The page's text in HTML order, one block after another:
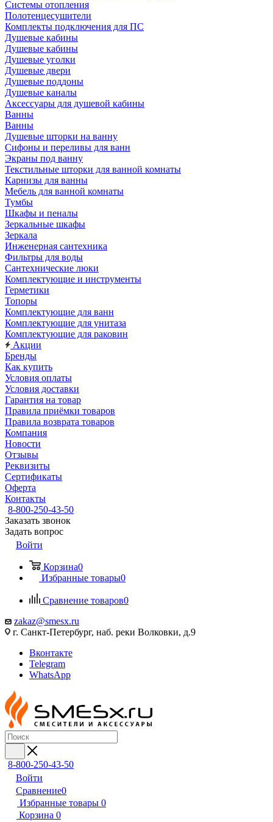
Системы отопления
Полотенцесушители
Комплекты подключения для ПС
Душевые кабины
Душевые кабины
Душевые уголки
Душевые двери
Душевые поддоны
Душевые каналы
Аксессуары для душевой кабины
Ванны
Ванны
Душевые шторки на ванну
Сифоны и переливы для ванн
Экраны под ванну
Текстильные шторки для ванной комнаты
Карнизы для ванны
Мебель для ванной комнаты
Тумбы
Шкафы и пеналы
Зеркальные шкафы
Зеркала
Инженерная сантехника
Фильтры для воды
Сантехнические люки
Комплектующие и инструменты
Герметики
Топоры
Комплектующие для ванн
Комплектующие для унитаза
Комплектующие для раковин
Акции
Бренды
Как купить
Условия оплаты
Условия доставки
Гарантия на товар
Правила приёмки товаров
Правила возврата товаров
Компания
Новости
Отзывы
Реквизиты
Сертификаты
Оферта
Контакты
8-800-250-43-50
Заказать звонок
Задать вопрос
Войти
Корзина0
Избранные товары0
Сравнение товаров0
zakaz@smesx.ru
г. Санкт-Петербург, наб. реки Волковки, д.9
Вконтакте
Telegram
WhatsApp
8-800-250-43-50
Войти
Сравнение0
Избранные товары 0
Корзина 0